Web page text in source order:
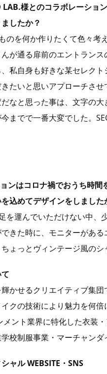
様とのコラボレーショ
したか？
のを何か作りたくて色々
が通る扉前のエントラン
私自身も好きな某セレク
たいと思いアプローチさ
なと思った事は、文字の
までで一番大変でした。
ンはコロナ禍でおうち時
込めてデザインをしまし
を運んでいただけない中
きた時に、モニターがあ
ょっとヴィンテージ風のシ
かせるクリエイティブ集
クの技術により魅力を何
ント業界に特化した衣装
校制服事業・マーチャン
ャル WEBSITE・SNS